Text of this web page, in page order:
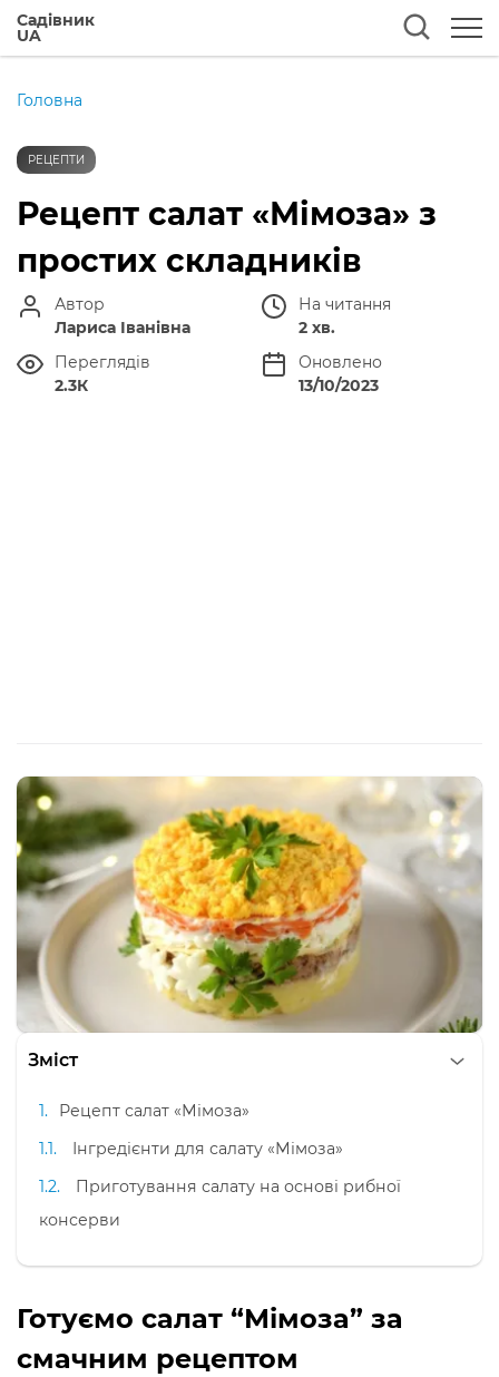
Садівник
UA
Головна
РЕЦЕПТИ
Рецепт салат «Мімоза» з
простих складників
Автор
Лариса Іванівна
На читання
2 хв.
Переглядів
2.3К
Оновлено
13/10/2023
Зміст
Рецепт салат «Мімоза»
Інгредієнти для салату «Мімоза»
Приготування салату на основі рибної
консерви
Готуємо салат “Мімоза” за
смачним рецептом